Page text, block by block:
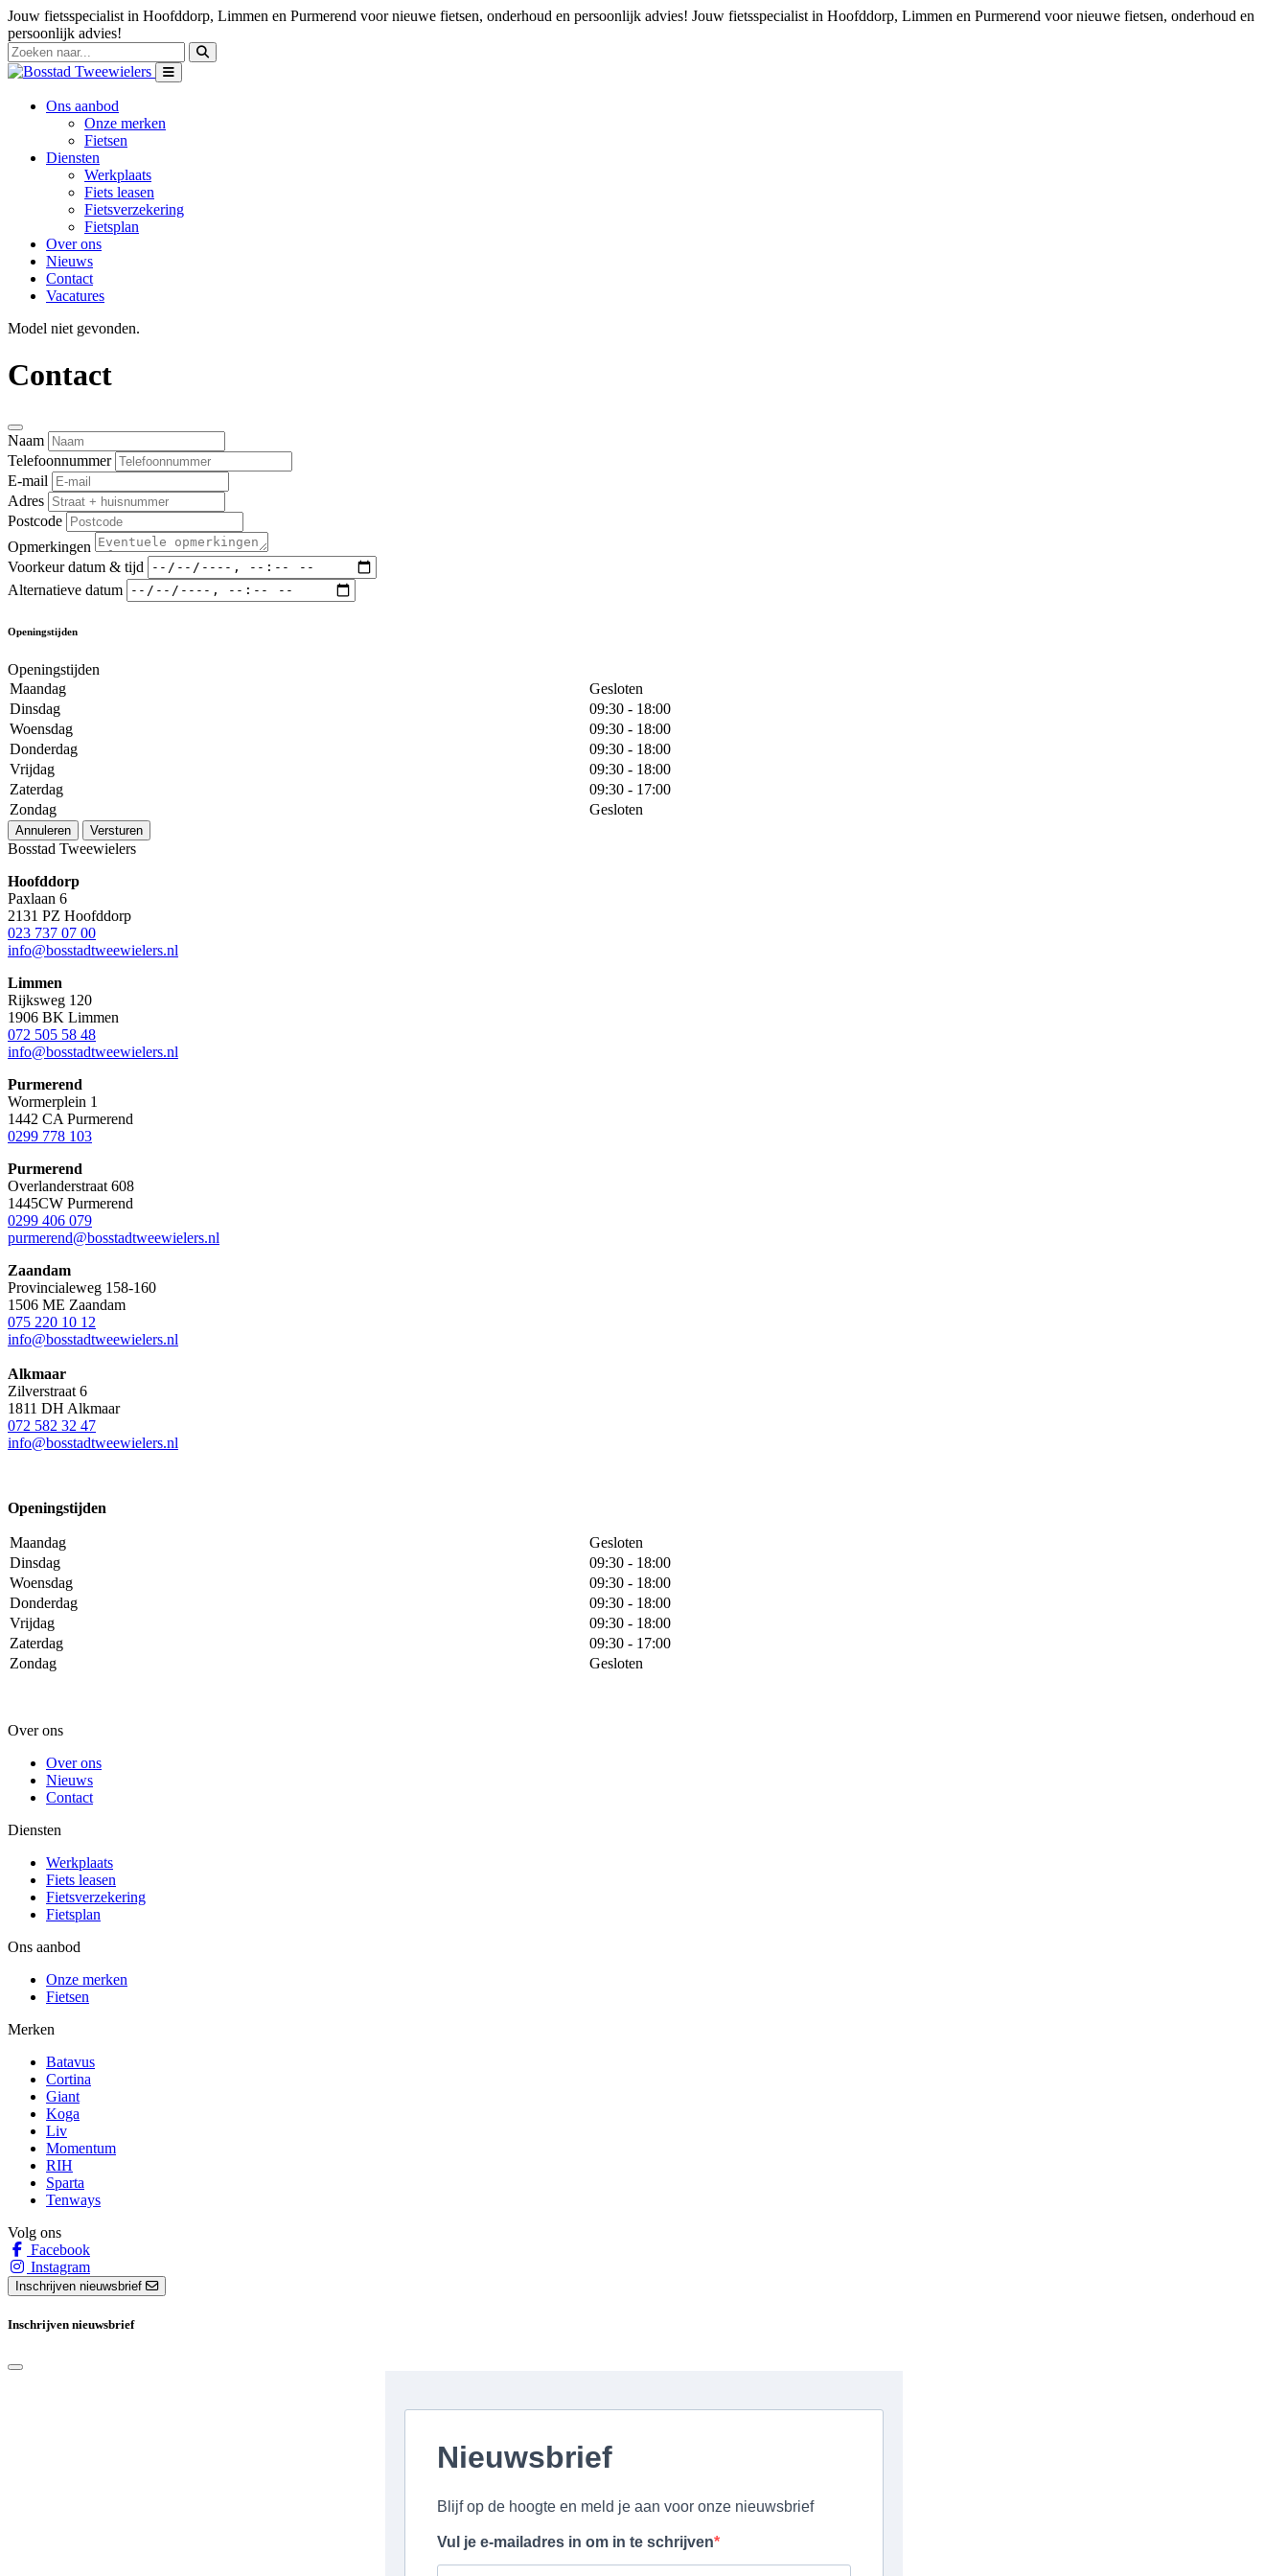
Jouw fietsspecialist in Hoofddorp, Limmen en Purmerend voor nieuwe fietsen, onderhoud en persoonlijk advies! Jouw fietsspecialist in Hoofddorp, Limmen en Purmerend voor nieuwe fietsen, onderhoud en
persoonlijk advies!
Ons aanbod
Onze merken
Fietsen
Diensten
Werkplaats
Fiets leasen
Fietsverzekering
Fietsplan
Over ons
Nieuws
Contact
Vacatures
Model niet gevonden.
Contact
Naam
Telefoonnummer
E-mail
Adres
Postcode
Opmerkingen
Voorkeur datum & tijd
Alternatieve datum
Openingstijden
Openingstijden
Maandag
Gesloten
Dinsdag
09:30 - 18:00
Woensdag
09:30 - 18:00
Donderdag
09:30 - 18:00
Vrijdag
09:30 - 18:00
Zaterdag
09:30 - 17:00
Zondag
Gesloten
Annuleren Versturen
Bosstad Tweewielers
Hoofddorp
Paxlaan 6
2131 PZ Hoofddorp
023 737 07 00
info@bosstadtweewielers.nl
Limmen
Rijksweg 120
1906 BK Limmen
072 505 58 48
info@bosstadtweewielers.nl
Purmerend
Wormerplein 1
1442 CA Purmerend
0299 778 103
Purmerend
Overlanderstraat 608
1445CW Purmerend
0299 406 079
purmerend@bosstadtweewielers.nl
Zaandam
Provincialeweg 158-160
1506 ME Zaandam
075 220 10 12
info@bosstadtweewielers.nl
Alkmaar
Zilverstraat 6
1811 DH Alkmaar
072 582 32 47
info@bosstadtweewielers.nl
Openingstijden
Maandag
Gesloten
Dinsdag
09:30 - 18:00
Woensdag
09:30 - 18:00
Donderdag
09:30 - 18:00
Vrijdag
09:30 - 18:00
Zaterdag
09:30 - 17:00
Zondag
Gesloten
Over ons
Over ons
Nieuws
Contact
Diensten
Werkplaats
Fiets leasen
Fietsverzekering
Fietsplan
Ons aanbod
Onze merken
Fietsen
Merken
Batavus
Cortina
Giant
Koga
Liv
Momentum
RIH
Sparta
Tenways
Volg ons
Facebook
Instagram
Inschrijven nieuwsbrief
Inschrijven nieuwsbrief